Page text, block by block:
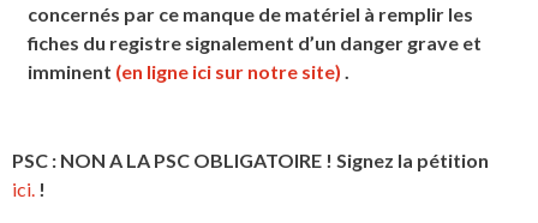
concernés par ce manque de matériel à remplir les
fiches du registre signalement d’un danger grave et
imminent (en ligne ici sur notre site)
PSC : NON A LA PSC OBLIGATOIRE ! Signez la pétition
ici. !